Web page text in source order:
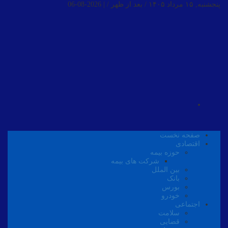
پنجشنبه, ۱۵ مرداد ۱۴۰۵ / بعد از ظهر / 2026-08-06
صفحه نخست
اقتصادی
حوزه بیمه
شرکت های بیمه
بین الملل
بانک
بورس
خودرو
اجتماعی
سلامت
قضایی